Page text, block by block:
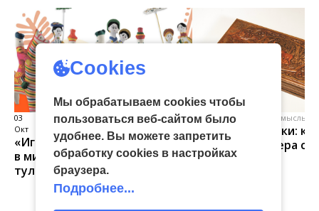
03
Окт
виртуальная галерея глиняной
«Игрушка 360»: путешествие
в мир филимоновской и
тульской городской игрушек
04 Июл народные промыслы,
Искусство всечки: как
тульские мастера
красоту
Cookies
Мы обрабатываем cookies чтобы
пользоваться веб-сайтом было
удобнее. Вы можете запретить
обработку сookies в настройках
браузера.
Подробнее...